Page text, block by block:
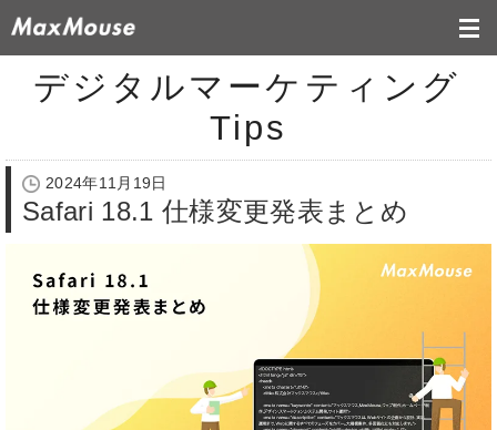
デジタルマーケティング
Tips
2024年11月19日
Safari 18.1 仕様変更発表まとめ